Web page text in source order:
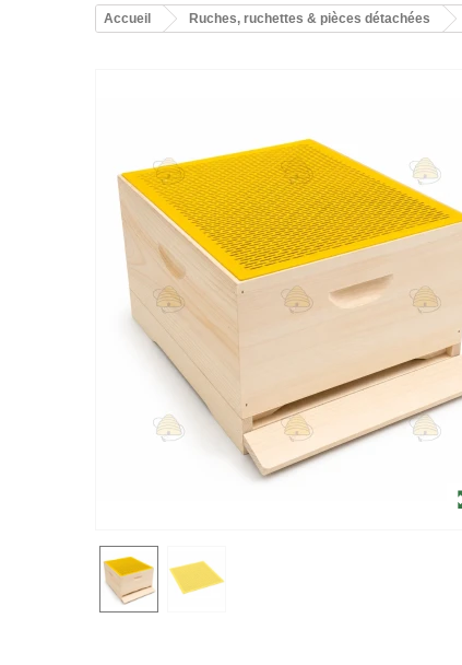
Accueil Ruches, ruchettes & pièces détachées